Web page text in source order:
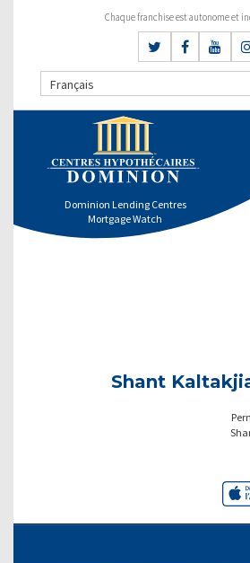
Chaque franchise est autonome et
Français
Dominion Lending Centres
Mortgage Watch
Shant